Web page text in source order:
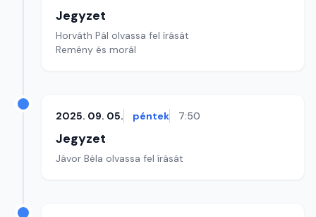
Jegyzet
Horváth Pál olvassa fel írását
Remény és morál
2025. 09. 05. péntek 7:50
Jegyzet
Jávor Béla olvassa fel írását